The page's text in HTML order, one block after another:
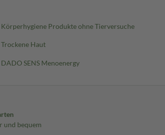
Körperhygiene Produkte ohne Tierversuche
Trockene Haut
DADO SENS Menoenergy
und bequem